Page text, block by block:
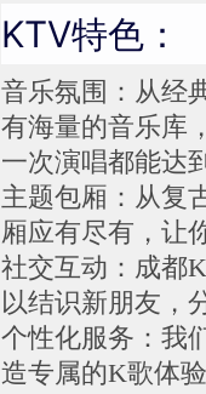
KTV特色：
音乐氛围：从经
有海量的音乐库
一次演唱都能达
主题包厢：从复
厢应有尽有，让
社交互动：成都
以结识新朋友，
个性化服务：我
造专属的K歌体